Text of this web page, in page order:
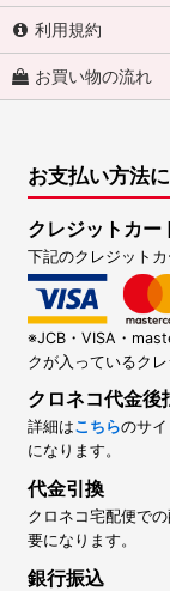
利用規約
お買い物の流れ
お支払い方法
クレジットカー
下記のクレジットカ
※JCB・VISA・
クが入っているク
クロネコ代金後
詳細はこちらのサ
になります。
代金引換
クロネコ宅配便で
要になります。
銀行振込